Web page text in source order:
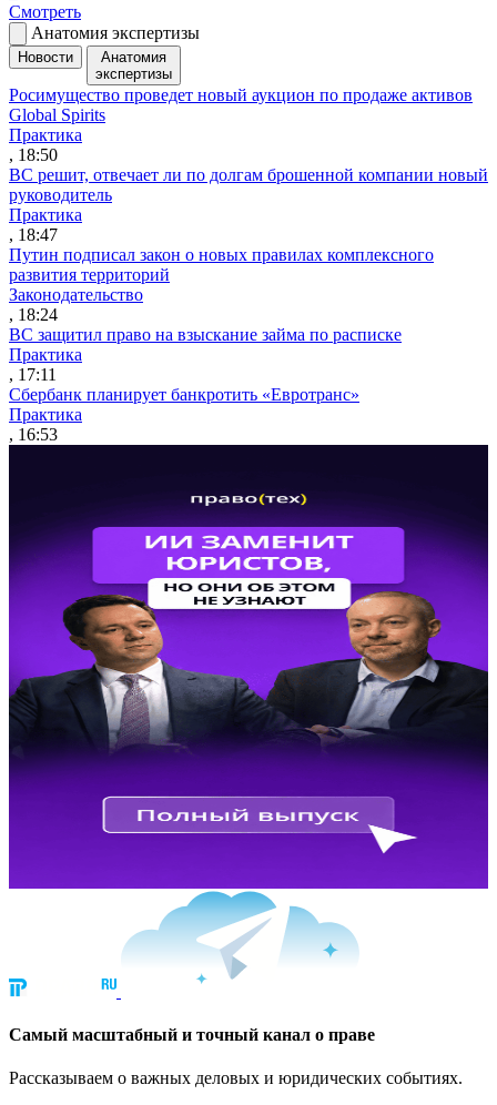
Смотреть
Анатомия экспертизы
Новости
Анатомия
экспертизы
Росимущество проведет новый аукцион по продаже активов
Global Spirits
Практика
, 18:50
ВС решит, отвечает ли по долгам брошенной компании новый
руководитель
Практика
, 18:47
Путин подписал закон о новых правилах комплексного
развития территорий
Законодательство
, 18:24
ВС защитил право на взыскание займа по расписке
Практика
, 17:11
Сбербанк планирует банкротить «Евротранс»
Практика
, 16:53
Cамый масштабный и точный канал о праве
Рассказываем о важных деловых и юридических событиях.